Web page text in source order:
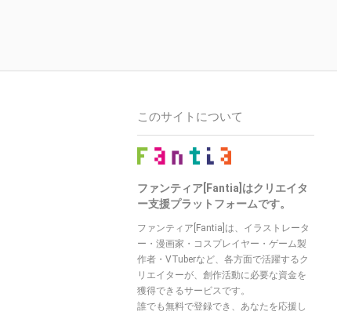
このサイトについて
ファンティア[Fantia]はクリエイタ
ー支援プラットフォームです。
ファンティア[Fantia]は、イラストレータ
ー・漫画家・コスプレイヤー・ゲーム製
作者・VTuberなど、各方面で活躍するク
リエイターが、創作活動に必要な資金を
獲得できるサービスです。
誰でも無料で登録でき、あなたを応援し